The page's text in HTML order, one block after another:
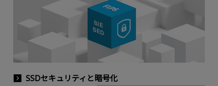
SSDセキュリティと暗号化